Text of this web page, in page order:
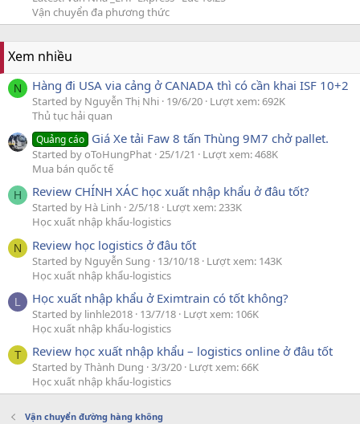
Vận chuyển đa phương thức
Xem nhiều
N Hàng đi USA via cảng ở CANADA thì có cần khai ISF 10+2
Started by Nguyễn Thị Nhi 19/6/20 Lượt xem: 692K
Thủ tục hải quan
Quảng cáo Giá Xe tải Faw 8 tấn Thùng 9M7 chở pallet.
Started by oToHungPhat 25/1/21
Lượt xem: 468K
Mua bán quốc tế
H Review CHÍNH XÁC học xuất nhập khẩu ở đâu tốt?
Started by Hà Linh 2/5/18 Lượt xem: 233K
Học xuất nhập khẩu-logistics
N Review học logistics ở đâu tốt
Started by Nguyễn Sung 13/10/18 Lượt xem: 143K
Học xuất nhập khẩu-logistics
L Học xuất nhập khẩu ở Eximtrain có tốt không?
Started by linhle2018 13/7/18 Lượt xem: 106K
Học xuất nhập khẩu-logistics
T Review học xuất nhập khẩu – logistics online ở đâu tốt
Started by Thành Dung 3/3/20 Lượt xem: 66K
Học xuất nhập khẩu-logistics
Vận chuyển đường hàng không